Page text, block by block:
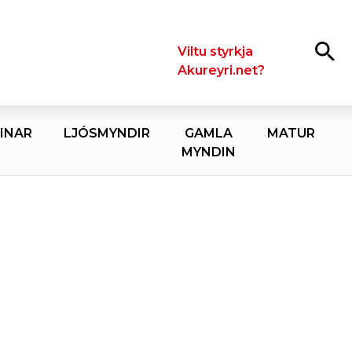
LeitaViltu styrkja
Akureyri.net?
LJÓSMYNDIR
GAMLA
MYNDIN
MATUR